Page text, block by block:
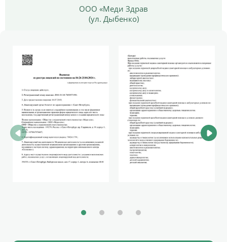
ООО «Меди Здрав
(ул. Дыбенко)